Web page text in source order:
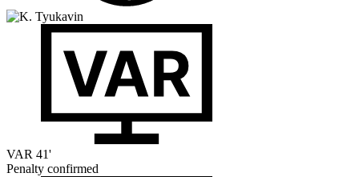
VAR 41'
Penalty confirmed